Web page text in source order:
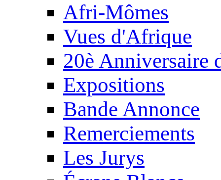
Afri-Mômes
Vues d'Afrique
20è Anniversaire
Expositions
Bande Annonce
Remerciements
Les Jurys